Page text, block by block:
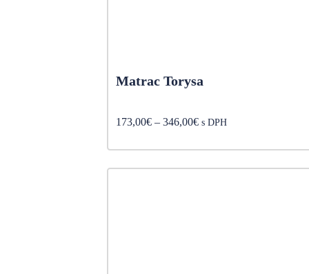
Matrac Torysa
173,00€ – 346,00€Price
173,00€
through
s DPH